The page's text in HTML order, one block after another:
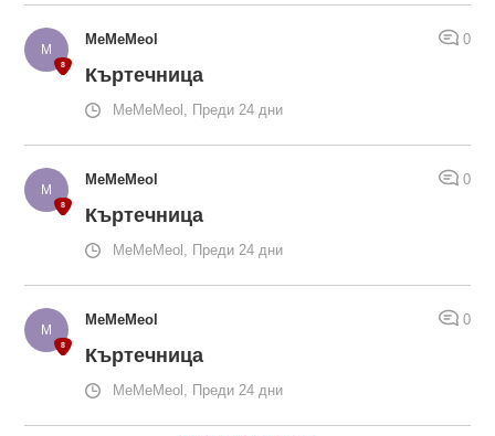
MeMeMeol 0
Къртечница
MeMeMeol, Преди 24 дни
MeMeMeol 0
Къртечница
MeMeMeol, Преди 24 дни
MeMeMeol 0
Къртечница
MeMeMeol, Преди 24 дни